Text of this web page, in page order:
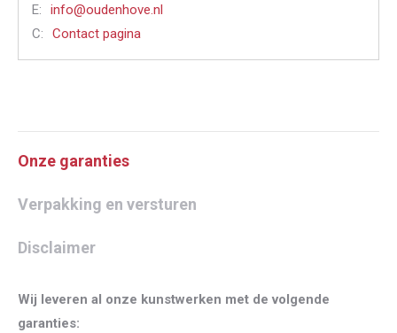
E:
info@oudenhove.nl
C:
Contact pagina
Onze garanties
Verpakking en versturen
Disclaimer
Wij leveren al onze kunstwerken met de volgende
garanties: